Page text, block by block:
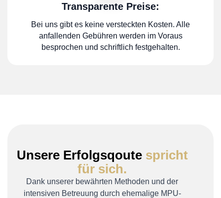
Transparente Preise:
Bei uns gibt es keine versteckten Kosten. Alle
anfallenden Gebühren werden im Voraus
besprochen und schriftlich festgehalten.
Unsere Erfolgsqoutespricht
für sich.
Dank unserer bewährten Methoden und der
intensiven Betreuung durch ehemalige MPU-